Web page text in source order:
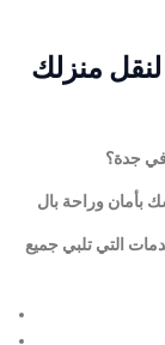
منزلك
جدة؟
التي تلبي جميع